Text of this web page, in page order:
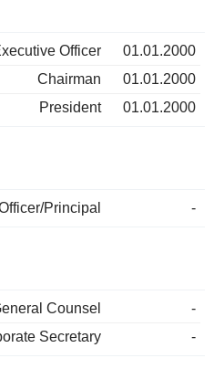
Officer
01.01.2000
Chairman
01.01.2000
President
01.01.2000
Principal -
Counsel
-
Secretary
-